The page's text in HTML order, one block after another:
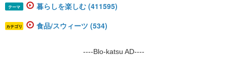
テーマ 暮らしを楽しむ (411595)
カテゴリ 食品/スウィーツ (534)
----Blo-katsu AD----